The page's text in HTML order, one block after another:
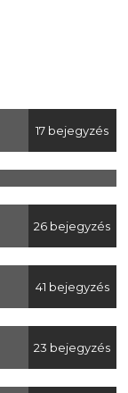
17 bejegyzés
26 bejegyzés
41 bejegyzés
23 bejegyzés